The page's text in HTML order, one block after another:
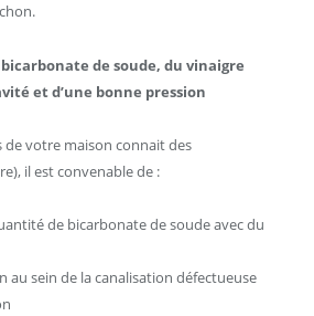
de soude, du vinaigre
et d’une bonne pression
de votre maison connait des
il est convenable de :
de bicarbonate de soude avec du
au sein de la canalisation défectueuse